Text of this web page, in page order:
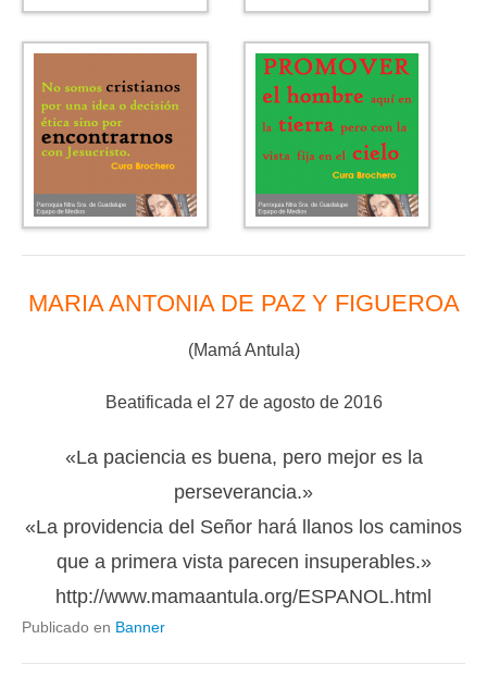
MARIA ANTONIA DE PAZ Y FIGUEROA
(Mamá Antula)
Beatificada el 27 de agosto de 2016
«La paciencia es buena, pero mejor es la
perseverancia.»
«La providencia del Señor hará llanos los caminos
que a primera vista parecen insuperables.»
http://www.mamaantula.org/ESPANOL.html
Publicado en Banner